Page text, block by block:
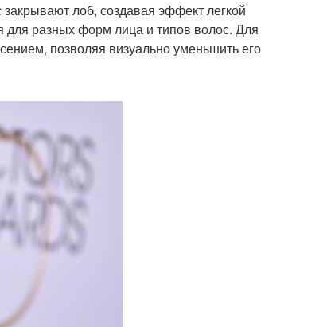
лоб, создавая эффект легкой
для разных форм лица и типов волос. Для
позволяя визуально уменьшить его